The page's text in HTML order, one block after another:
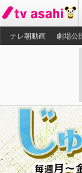
テレ朝動画 劇場公